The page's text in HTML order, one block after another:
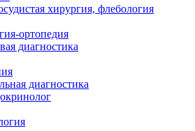
хирургия, флебология
ортопедия
диагностика
диагностика